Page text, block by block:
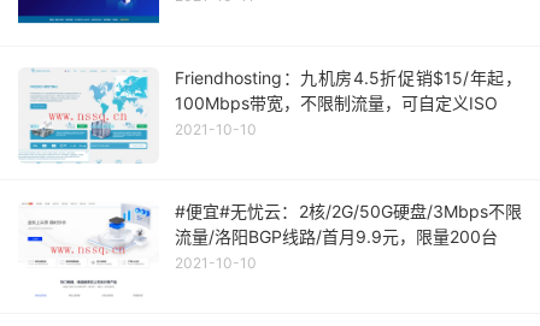
Friendhosting：九机房4.5折促销$15/年起，
100Mbps带宽，不限制流量，可自定义ISO
2021-10-10
#便宜#无忧云：2核/2G/50G硬盘/3Mbps不限
流量/洛阳BGP线路/首月9.9元，限量200台
2021-10-10